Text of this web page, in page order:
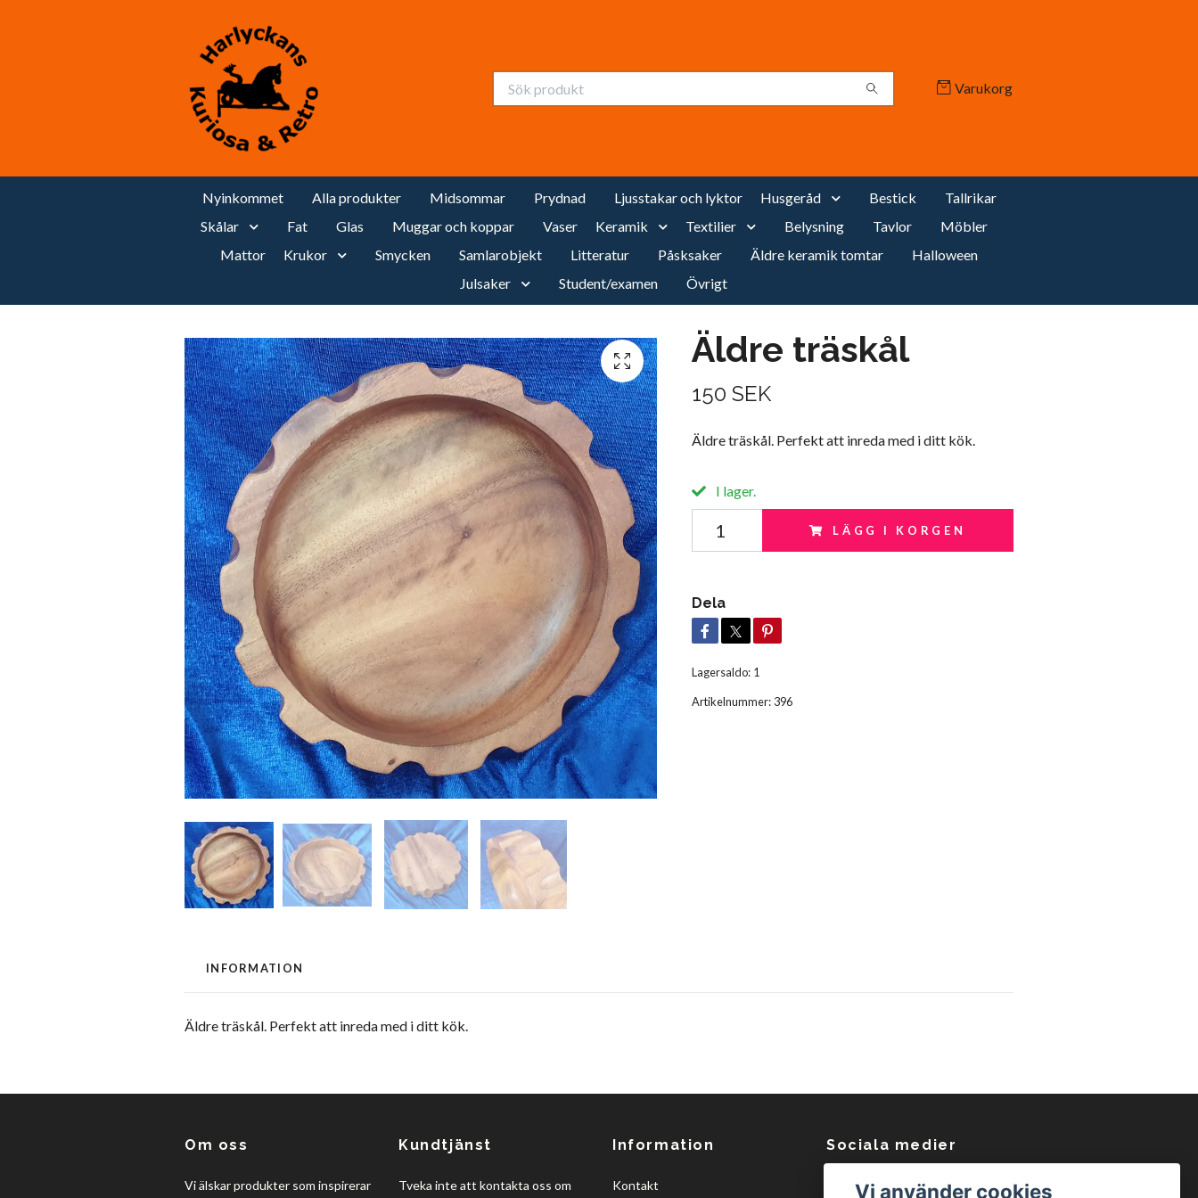
Varukorg
Nyinkommet Alla produkter Midsommar Prydnad Ljusstakar och lyktor Husgeråd Bestick
Tallrikar
Skålar
Fat Glas Muggar och koppar Vaser Keramik Textilier Belysning Tavlor
Möbler
Mattor
Krukor Smycken Samlarobjekt Litteratur Påsksaker Äldre keramik tomtar
Halloween
Julsaker
Student/examen Övrigt
Äldre träskål
150 SEK
Äldre träskål. Perfekt att inreda med i ditt kök.
I lager.
LÄGG I KORGEN
Dela
Lagersaldo: 1
Artikelnummer: 396
INFORMATION
Äldre träskål. Perfekt att inreda med i ditt kök.
Om oss
Vi älskar produkter som inspirerar
Kundtjänst
Tveka inte att kontakta oss om
Information
Kontakt
Sociala medier
Facebook
Vi använder cookies